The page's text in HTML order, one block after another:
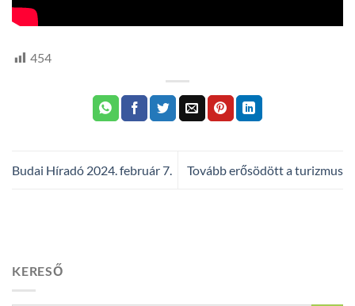
454
Budai Híradó 2024. február 7. Tovább erősödött a turizmus
KERESŐ